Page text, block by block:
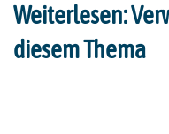
Weiterlesen:
diesem Thema